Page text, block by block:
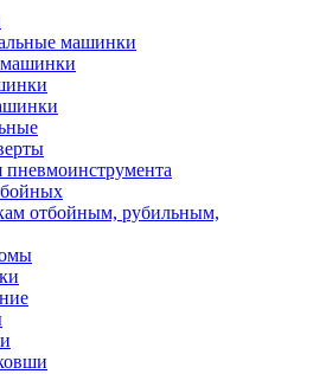
машинки
пневмоинструмента
отбойным, рубильным,